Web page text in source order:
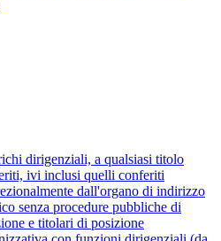
dirigenziali, a qualsiasi titolo
ivi inclusi quelli conferiti
dall'organo di indirizzo
senza procedure pubbliche di
e titolari di posizione